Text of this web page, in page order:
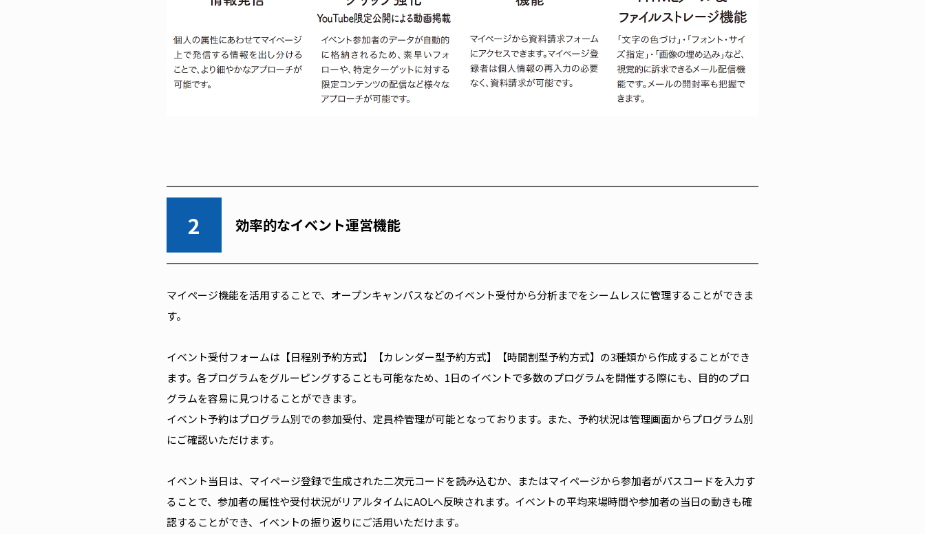
2 効率的なイベント運営機能
マイページ機能を活用することで、オープンキャンパスなどのイベント受付から分析までをシームレスに管理することができま
す。
イベント受付フォームは【日程別予約方式】【カレンダー型予約方式】【時間割型予約方式】の3種類から作成することができ
ます。各プログラムをグルーピングすることも可能なため、1日のイベントで多数のプログラムを開催する際にも、目的のプロ
グラムを容易に見つけることができます。
イベント予約はプログラム別での参加受付、定員枠管理が可能となっております。また、予約状況は管理画面からプログラム別
にご確認いただけます。
イベント当日は、マイページ登録で生成された二次元コードを読み込むか、またはマイページから参加者がパスコードを入力す
ることで、参加者の属性や受付状況がリアルタイムにAOLへ反映されます。イベントの平均来場時間や参加者の当日の動きも確
認することができ、イベントの振り返りにご活用いただけます。